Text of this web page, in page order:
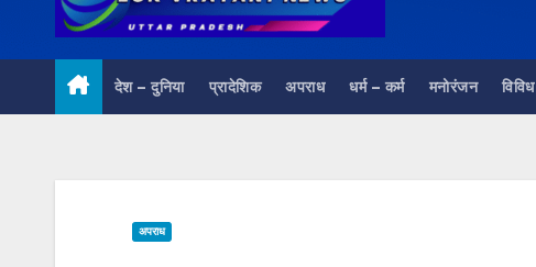
देश – दुनिया प्रादेशिक अपराध धर्म – कर्म मनोरंजन विविध
अपराध